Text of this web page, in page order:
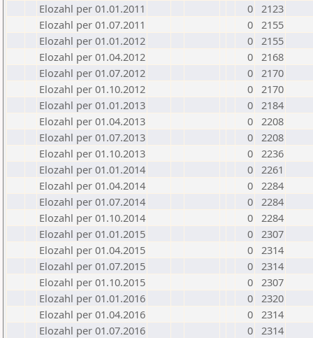
Elozahl per 01.01.2011
0 2123
Elozahl per 01.07.2011
0 2155
Elozahl per 01.01.2012
0 2155
Elozahl per 01.04.2012
0 2168
Elozahl per 01.07.2012
0 2170
Elozahl per 01.10.2012
0 2170
Elozahl per 01.01.2013
0 2184
Elozahl per 01.04.2013
0 2208
Elozahl per 01.07.2013
0 2208
Elozahl per 01.10.2013
0 2236
Elozahl per 01.01.2014
0 2261
Elozahl per 01.04.2014
0 2284
Elozahl per 01.07.2014
0 2284
Elozahl per 01.10.2014
0 2284
Elozahl per 01.01.2015
0 2307
Elozahl per 01.04.2015
0 2314
Elozahl per 01.07.2015
0 2314
Elozahl per 01.10.2015
0 2307
Elozahl per 01.01.2016
0 2320
Elozahl per 01.04.2016
0 2314
Elozahl per 01.07.2016
0 2314